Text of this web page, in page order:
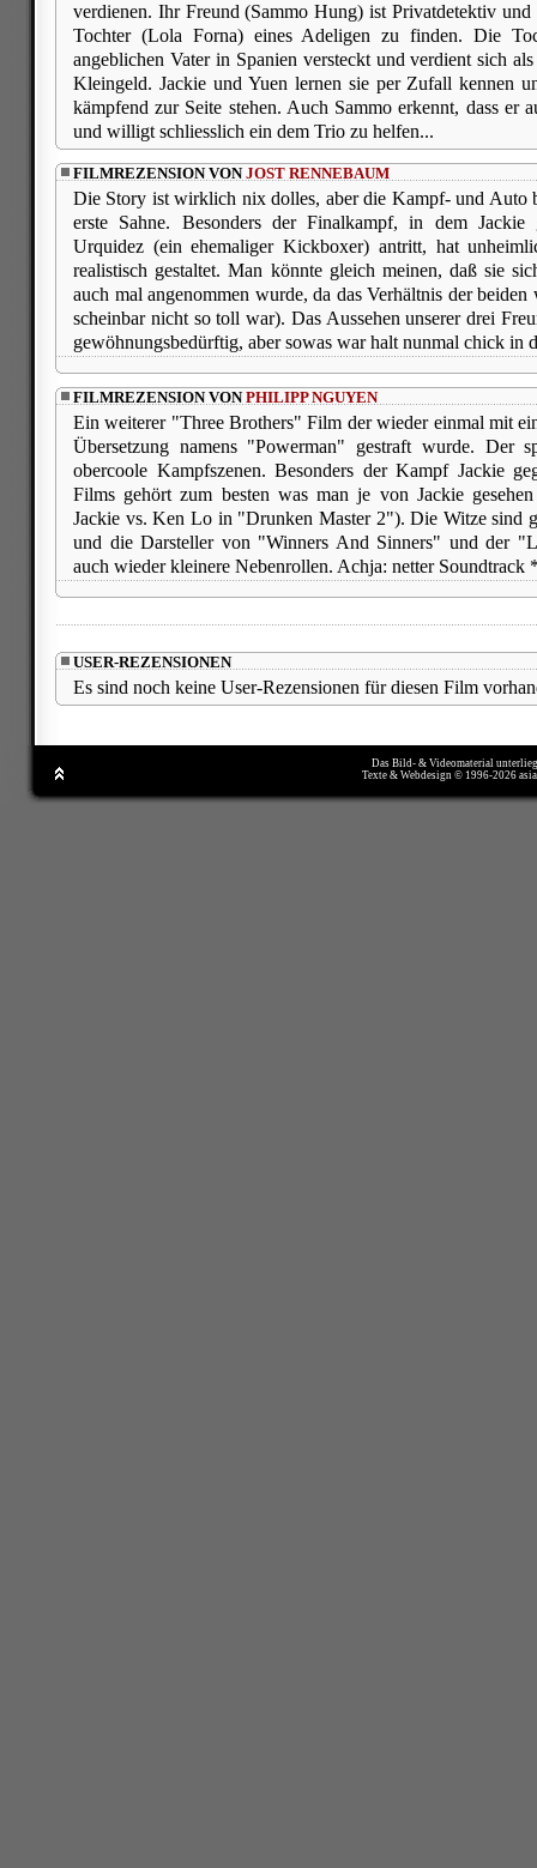
verdienen. Ihr Freund (Sammo Hung) ist Privatdetektiv
Tochter (Lola Forna) eines Adeligen zu finden. Die
angeblichen Vater in Spanien versteckt und verdient sich
Kleingeld. Jackie und Yuen lernen sie per Zufall kennen
kämpfend zur Seite stehen. Auch Sammo erkennt, dass er
und willigt schliesslich ein dem Trio zu helfen...
FILMREZENSION VONJOST RENNEBAUM
Die Story ist wirklich nix dolles, aber die Kampf- und Auto
erste Sahne. Besonders der Finalkampf, in dem
Urquidez (ein ehemaliger Kickboxer) antritt, hat
realistisch gestaltet. Man könnte gleich meinen, daß sie
auch mal angenommen wurde, da das Verhältnis der
scheinbar nicht so toll war). Das Aussehen unserer drei
gewöhnungsbedürftig, aber sowas war halt nunmal chick in
FILMREZENSION VONPHILIPP NGUYEN
Ein weiterer "Three Brothers" Film der wieder einmal mit
Übersetzung namens "Powerman" gestraft wurde. Der
obercoole Kampfszenen. Besonders der Kampf Jackie
Films gehört zum besten was man je von Jackie
Jackie vs. Ken Lo in "Drunken Master 2"). Die Witze sind
und die Darsteller von "Winners And Sinners" und der
auch wieder kleinere Nebenrollen. Achja: netter Soundtrack
USER-REZENSIONEN
Es sind noch keine User-Rezensionen für diesen Film
Das Bild- & Videomaterial
Texte & Webdesign © 1996-2026